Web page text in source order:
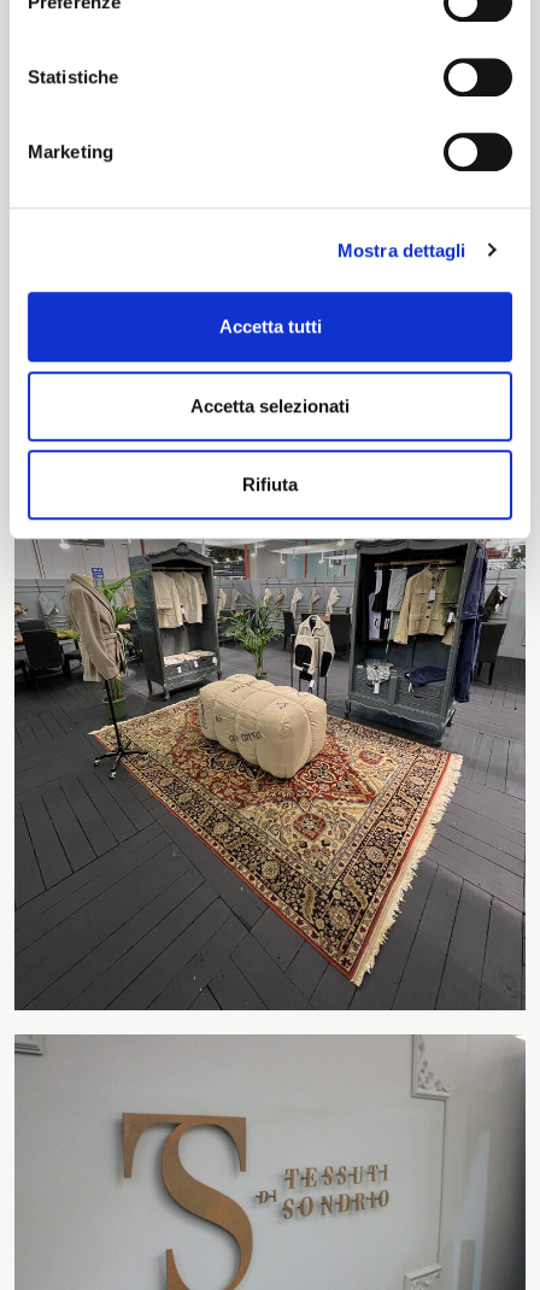
Statistiche
Marketing
Mostra dettagli
Accetta tutti
Accetta selezionati
Rifiuta